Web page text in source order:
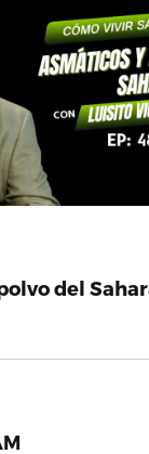
del